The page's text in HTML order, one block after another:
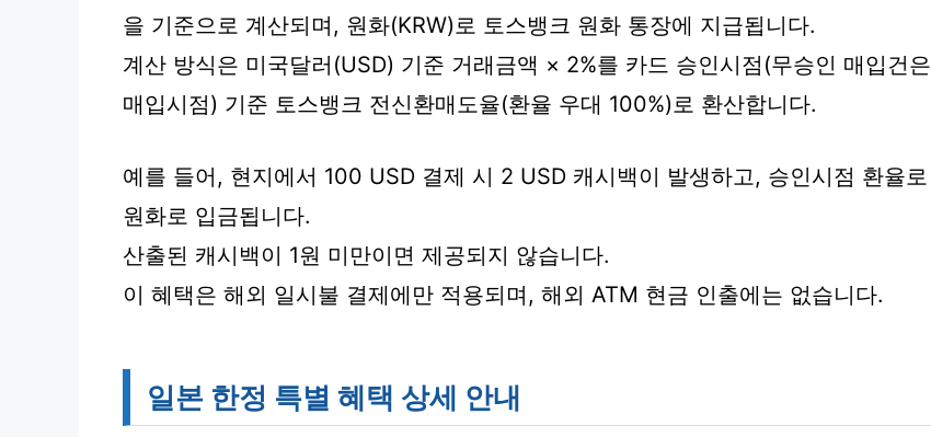
을 기준으로 계산되며, 원화(KRW)로 토스뱅크 원화 통장에 지급됩니다.
계산 방식은 미국달러(USD) 기준 거래금액 × 2%를 카드 승인시점(무승인 매입건은
매입시점) 기준 토스뱅크 전신환매도율(환율 우대 100%)로 환산합니다.
예를 들어, 현지에서 100 USD 결제 시 2 USD 캐시백이 발생하고, 승인시점 환율로
원화로 입금됩니다.
산출된 캐시백이 1원 미만이면 제공되지 않습니다.
이 혜택은 해외 일시불 결제에만 적용되며, 해외 ATM 현금 인출에는 없습니다.
일본 한정 특별 혜택 상세 안내